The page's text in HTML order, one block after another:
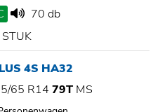
70 db
STUK
4S HA32
65 R14 79T MS